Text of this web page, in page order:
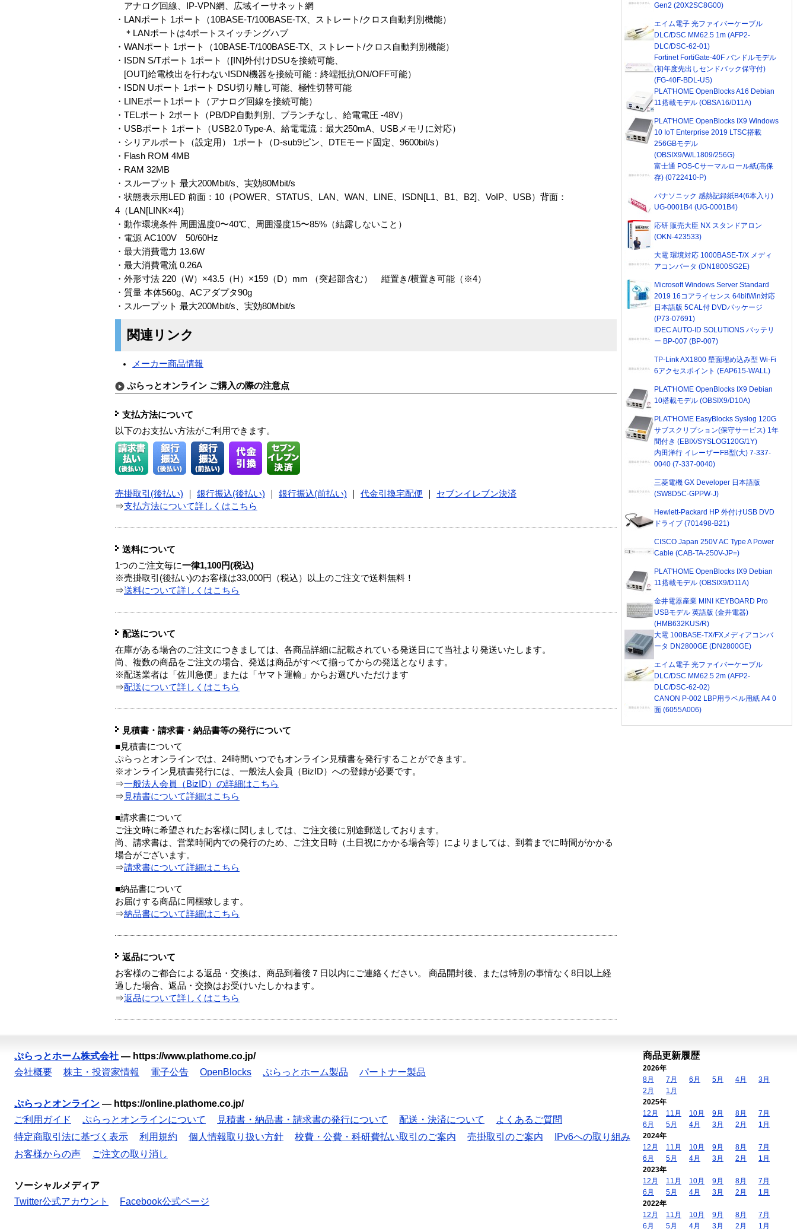
アナログ回線、IP-VPN網、広域イーサネット網
・LANポート 1ポート（10BASE-T/100BASE-TX、ストレート/クロス自動判別機能）
＊LANポートは4ポートスイッチングハブ
・WANポート 1ポート（10BASE-T/100BASE-TX、ストレート/クロス自動判別機能）
・ISDN S/Tポート 1ポート（[IN]外付けDSUを接続可能、
[OUT]給電検出を行わないISDN機器を接続可能：終端抵抗ON/OFF可能）
・ISDN Uポート 1ポート DSU切り離し可能、極性切替可能
・LINEポート1ポート（アナログ回線を接続可能）
・TELポート 2ポート（PB/DP自動判別、ブランチなし、給電電圧 -48V）
・USBポート 1ポート（USB2.0 Type-A、給電電流：最大250mA、USBメモリに対応）
・シリアルポート（設定用） 1ポート（D-sub9ピン、DTEモード固定、9600bit/s）
・Flash ROM 4MB
・RAM 32MB
・スループット 最大200Mbit/s、実効80Mbit/s
・状態表示用LED 前面：10（POWER、STATUS、LAN、WAN、LINE、ISDN[L1、B1、B2]、VoIP、USB）背面：
4（LAN[LINK×4]）
・動作環境条件 周囲温度0〜40℃、周囲湿度15〜85%（結露しないこと）
・電源 AC100V 50/60Hz
・最大消費電力 13.6W
・最大消費電流 0.26A
・外形寸法 220（W）×43.5（H）×159（D）mm （突起部含む） 縦置き/横置き可能（※4）
・質量 本体560g、ACアダプタ90g
・スループット 最大200Mbit/s、実効80Mbit/s
関連リンク
メーカー商品情報
ぷらっとオンライン ご購入の際の注意点
支払方法について
以下のお支払い方法がご利用できます。
売掛取引(後払い) 銀行振込(後払い) 銀行振込(前払い) 代金引換宅配便
セブンイレブン決済
⇒支払方法について詳しくはこちら
送料について
1つのご注文毎に一律1,100円(税込)
※売掛取引(後払い)のお客様は33,000円（税込）以上のご注文で送料無料！
⇒送料について詳しくはこちら
配送について
在庫がある場合のご注文につきましては、各商品詳細に記載されている発送日にて当社より発送いたします。
尚、複数の商品をご注文の場合、発送は商品がすべて揃ってからの発送となります。
※配送業者は「佐川急便」または「ヤマト運輸」からお選びいただけます
⇒配送について詳しくはこちら
見積書・請求書・納品書等の発行について
■見積書について
ぷらっとオンラインでは、24時間いつでもオンライン見積書を発行することができます。
※オンライン見積書発行には、一般法人会員（BizID）への登録が必要です。
⇒一般法人会員（BizID）の詳細はこちら
⇒ 見積書について詳細はこちら
■請求書について
ご注文時に希望されたお客様に関しましては、ご注文後に別途郵送しております。
尚、請求書は、営業時間内での発行のため、ご注文日時（土日祝にかかる場合等）によりましては、到着までに時間がかかる
場合がございます。
⇒請求書について詳細はこちら
■納品書について
お届けする商品に同梱致します。
⇒納品書について詳細はこちら
返品について
お客様のご都合による返品・交換は、商品到着後７日以内にご連絡ください。 商品開封後、または特別の事情なく8日以上経
過した場合、返品・交換はお受けいたしかねます。
⇒返品について詳しくはこちら
Gen2 (20X2SC8G00)
エイム電子 光ファイバーケーブル
DLC/DSC MM62.5 1m (AFP2-
DLC/DSC-62-01)
Fortinet FortiGate-40F バンドルモデル
(初年度先出しセンドバック保守付)
(FG-40F-BDL-US)
PLAT'HOME OpenBlocks A16 Debian
11搭載モデル (OBSA16/D11A)
PLAT'HOME OpenBlocks IX9 Windows
10 IoT Enterprise 2019 LTSC搭載
256GBモデル
(OBSIX9/W/L1809/256G)
富士通 POS-Cサーマルロール紙(高保
存) (0722410-P)
パナソニック 感熱記録紙B4(6本入り)
UG-0001B4 (UG-0001B4)
応研 販売大臣 NX スタンドアロン
(OKN-423533)
大電 環境対応 1000BASE-T/X メディ
アコンバータ (DN1800SG2E)
Microsoft Windows Server Standard
2019 16コアライセンス 64bitWin対応
日本語版 5CAL付 DVDパッケージ
(P73-07691)
IDEC AUTO-ID SOLUTIONS バッテリ
ー BP-007 (BP-007)
TP-Link AX1800 壁面埋め込み型 Wi-Fi
6アクセスポイント (EAP615-WALL)
PLAT'HOME OpenBlocks IX9 Debian
10搭載モデル (OBSIX9/D10A)
PLAT'HOME EasyBlocks Syslog 120G
サブスクリプション(保守サービス) 1年
間付き (EBIX/SYSLOG120G/1Y)
内田洋行 イレーザーFB型(大) 7-337-
0040 (7-337-0040)
三菱電機 GX Developer 日本語版
(SW8D5C-GPPW-J)
Hewlett-Packard HP 外付けUSB DVD
ドライブ (701498-B21)
CISCO Japan 250V AC Type A Power
Cable (CAB-TA-250V-JP=)
PLAT'HOME OpenBlocks IX9 Debian
11搭載モデル (OBSIX9/D11A)
金井電器産業 MINI KEYBOARD Pro
USBモデル 英語版 (金井電器)
(HMB632KUS/R)
大電 100BASE-TX/FXメディアコンバ
ータ DN2800GE (DN2800GE)
エイム電子 光ファイバーケーブル
DLC/DSC MM62.5 2m (AFP2-
DLC/DSC-62-02)
CANON P-002 LBP用ラベル用紙 A4 0
面 (6055A006)
ぷらっとホーム株式会社 — https://www.plathome.co.jp/
会社概要
株主・投資家情報 電子公告 OpenBlocks ぷらっとホーム製品 パートナー製品
ぷらっとオンライン — https://online.plathome.co.jp/
ご利用ガイド
ぷらっとオンラインについて 見積書・納品書・請求書の発行について 配送・決済について
よくあるご質問
特定商取引法に基づく表示
利用規約 個人情報取り扱い方針 校費・公費・科研費払い取引のご案内 売掛取引のご案内
IPv6への取り組み
お客様からの声
ご注文の取り消し
ソーシャルメディア
Twitter公式アカウント
Facebook公式ページ
商品更新履歴
2026年
8月
7月 6月 5月 4月
3月
2月
1月
2025年
12月
11月 10月 9月 8月
7月
6月
5月 4月 3月 2月
1月
2024年
12月
11月 10月 9月 8月
7月
6月
5月 4月 3月 2月
1月
2023年
12月
11月 10月 9月 8月
7月
6月
5月 4月 3月 2月
1月
2022年
12月
11月 10月 9月 8月
7月
6月
5月 4月 3月 2月 1月